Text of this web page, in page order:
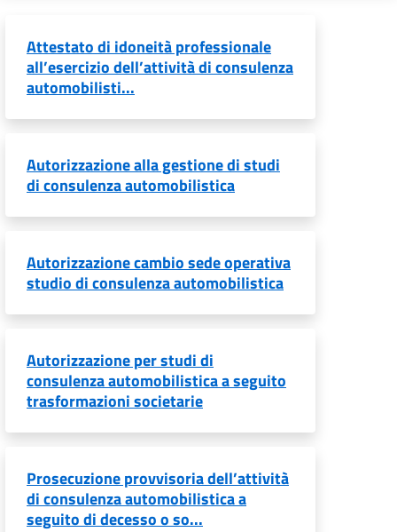
Attestato di idoneità professionale
all’esercizio dell’attività di consulenza
automobilisti...
Autorizzazione alla gestione di studi
di consulenza automobilistica
Autorizzazione cambio sede operativa
studio di consulenza automobilistica
Autorizzazione per studi di
consulenza automobilistica a seguito
trasformazioni societarie
Prosecuzione provvisoria dell’attività
di consulenza automobilistica a
seguito di decesso o so...